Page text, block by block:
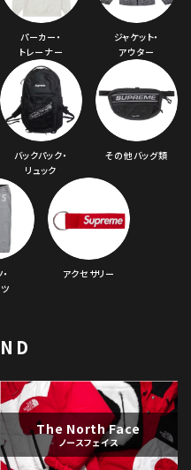
パーカー・
トレーナー
ジャケット・
アウター
バックパック・
リュック
その他バッグ類
アクセサリー
The North Face
ノースフェイス